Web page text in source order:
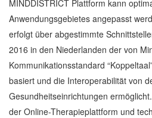
MINDDISTRICT Plattform kann
Anwendungsgebietes angepasst
erfolgt über abgestimmte
2016 in den Niederlanden der von
Kommunikationsstandard
basiert und die Interoperabilität von
Gesundheitseinrichtungen
der Online-Therapieplattform und